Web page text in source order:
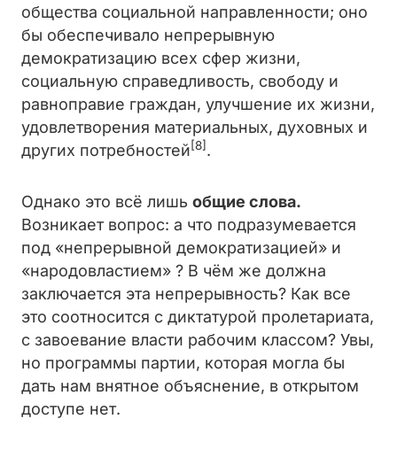
общества социальной направленности; оно
бы обеспечивало непрерывную
демократизацию всех сфер жизни,
социальную справедливость, свободу и
равноправие граждан, улучшение их жизни,
удовлетворения материальных, духовных и
других потребностей[8].
Однако это всё лишь общие слова.
Возникает вопрос: а что подразумевается
под «непрерывной демократизацией» и
«народовластием» ? В чём же должна
заключается эта непрерывность? Как все
это соотносится с диктатурой пролетариата,
с завоевание власти рабочим классом? Увы,
но программы партии, которая могла бы
дать нам внятное объяснение, в открытом
доступе нет.